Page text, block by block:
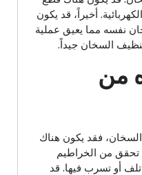
أخيراً، قد يكون
نفسه مما يعيق عملية
السخان جيداً.
من
فقد يكون هناك
تحقق من الخراطيم
أو تسرب فيها. قد